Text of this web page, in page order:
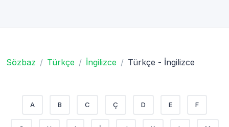
Sözbaz Türkçe İngilizce Türkçe - İngilizce
A B C Ç D E F